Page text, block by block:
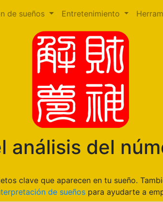
de sueños Entretenimiento
análisis del
clave que aparecen en tu sueño.
de sueños para ayudarte a